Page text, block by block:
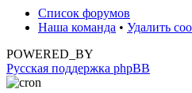
Список форумов
Наша команда • Удалить
POWERED_BY
Русская поддержка phpBB